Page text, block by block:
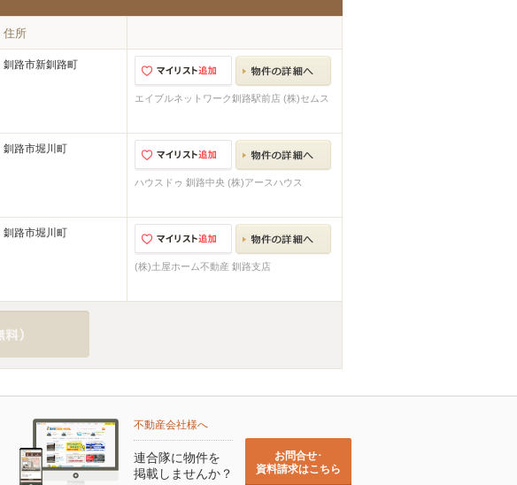
住所
釧路市新釧路町
エイブルネットワーク釧路駅前店 (株)セムス
釧路市堀川町
ハウスドゥ 釧路中央 (株)アースハウス
釧路市堀川町
(株)土屋ホーム不動産 釧路支店
不動産会社様へ
連合隊に物件を
掲載しませんか？
お問合せ･
資料請求はこちら